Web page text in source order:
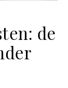
de